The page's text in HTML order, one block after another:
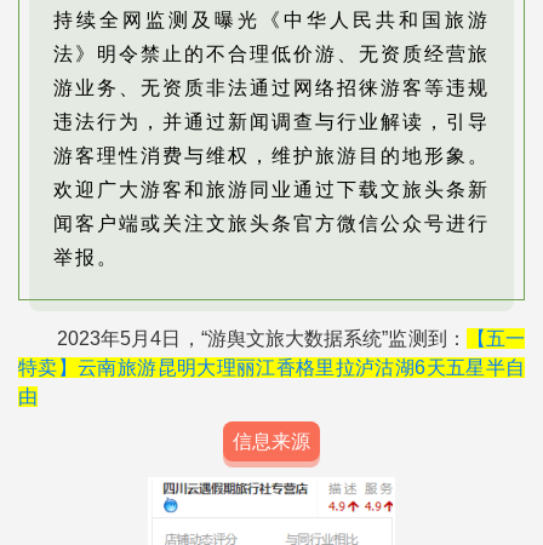
持续全网监测及曝光《中华人民共和国旅游
法》明令禁止的不合理低价游、无资质经营旅
游业务、无资质非法通过网络招徕游客等违规
违法行为，并通过新闻调查与行业解读，引导
游客理性消费与维权，维护旅游目的地形象。
欢迎广大游客和旅游同业通过下载文旅头条新
闻客户端或关注文旅头条官方微信公众号进行
举报。
2023年5月4日，“游舆文旅大数据系统”监测到：
【五一
特卖】云南旅游昆明大理丽江香格里拉泸沽湖6天五星半自
由
信息来源